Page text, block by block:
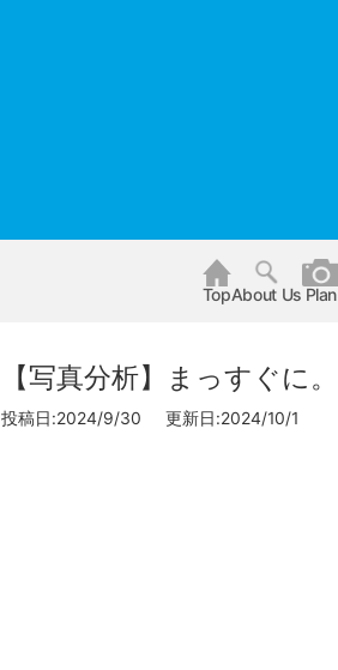
TopAbout Us Plan
【写真分析】まっすぐに。
投稿日:2024/9/30 更新日:2024/10/1